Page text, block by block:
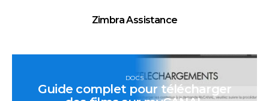
Zimbra Assistance
DOCS
Guide complet pour télécharger